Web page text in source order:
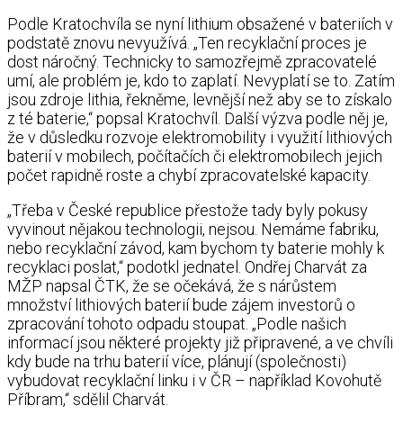
Podle Kratochvíla se nyní lithium obsažené v bateriích v
podstatě znovu nevyužívá. „Ten recyklační proces je
dost náročný. Technicky to samozřejmě zpracovatelé
umí, ale problém je, kdo to zaplatí. Nevyplatí se to. Zatím
jsou zdroje lithia, řekněme, levnější než aby se to získalo
z té baterie,“ popsal Kratochvíl. Další výzva podle něj je,
že v důsledku rozvoje elektromobility i využití lithiových
baterií v mobilech, počítačích či elektromobilech jejich
počet rapidně roste a chybí zpracovatelské kapacity.
„Třeba v České republice přestože tady byly pokusy
vyvinout nějakou technologii, nejsou. Nemáme fabriku,
nebo recyklační závod, kam bychom ty baterie mohly k
recyklaci poslat,“ podotkl jednatel. Ondřej Charvát za
MŽP napsal ČTK, že se očekává, že s nárůstem
množství lithiových baterií bude zájem investorů o
zpracování tohoto odpadu stoupat. „Podle našich
informací jsou některé projekty již připravené, a ve chvíli
kdy bude na trhu baterií více, plánují (společnosti)
vybudovat recyklační linku i v ČR – například Kovohutě
Příbram,“ sdělil Charvát.